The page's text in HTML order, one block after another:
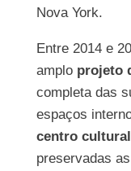
Nova York.
Entre 2014 e
amplo projeto
completa das
espaços
centro
preservadas